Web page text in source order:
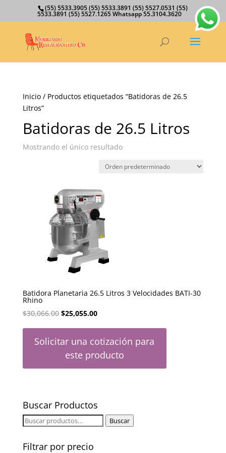
(55) 5533.3905 (55) 5533.3891 (55) 5527.0531 (55)
5533.3891 (55) 5527.1265 Whatsapp 55.3104.3620
Inicio/ Productos etiquetados “Batidoras de 26.5
Litros”
Batidoras de 26.5 Litros
Mostrando el único resultado
Batidora Planetaria 26.5 Litros 3 Velocidades BATI-30
Rhino
$30,066.00 El
era:
$30,066.00.
$25,055.00El
actual
es:
$25,055.00.
Solicitar una cotización para
este producto
Buscar Productos
Buscar
Buscar
Filtrar por precio